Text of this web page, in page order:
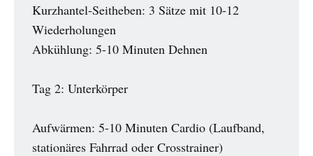
Kurzhantel-Seitheben: 3 Sätze mit 10-12
Wiederholungen
Abkühlung: 5-10 Minuten Dehnen
Tag 2: Unterkörper
Aufwärmen: 5-10 Minuten Cardio (Laufband,
stationäres Fahrrad oder Crosstrainer)